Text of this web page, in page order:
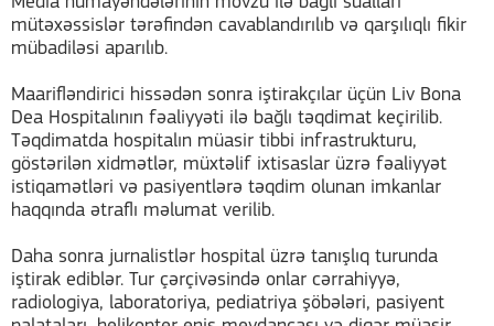
mütəxəssislər tərəfindən cavablandırılıb və qarşılıqlı fikir
mübadiləsi aparılıb.
Maarifləndirici hissədən sonra iştirakçılar üçün Liv Bona
Dea Hospitalının fəaliyyəti ilə bağlı təqdimat keçirilib.
Təqdimatda hospitalın müasir tibbi infrastrukturu,
göstərilən xidmətlər, müxtəlif ixtisaslar üzrə fəaliyyət
istiqamətləri və pasiyentlərə təqdim olunan imkanlar
haqqında ətraflı məlumat verilib.
Daha sonra jurnalistlər hospital üzrə tanışlıq turunda
iştirak ediblər. Tur çərçivəsində onlar cərrahiyyə,
radiologiya, laboratoriya, pediatriya şöbələri, pasiyent